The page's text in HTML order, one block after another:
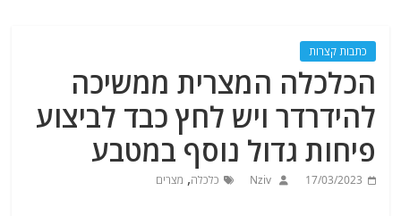
כתבות קצרות
הכלכלה המצרית ממשיכה
להידרדר ויש לחץ כבד לביצוע
פיחות גדול נוסף במטבע
17/03/2023
Nziv כלכלה, מצרים